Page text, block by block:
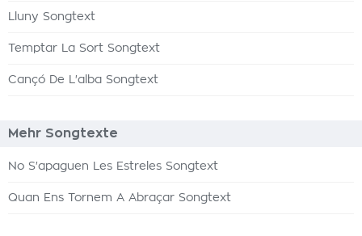
Lluny Songtext
Temptar La Sort Songtext
Cançó De L'alba Songtext
Mehr Songtexte
No S'apaguen Les Estreles Songtext
Quan Ens Tornem A Abraçar Songtext